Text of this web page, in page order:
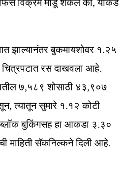
विक्रम मोडू शकेल का, याकडे
झाल्यानंतर बुकमायशोवर १.२५
चित्रपटात रस दाखवला आहे.
७,५८९ शोसाठी ४३,९०७
त्यातून सुमारे १.१२ कोटी
बुकिंगसह हा आकडा ३.३०
माहिती सॅकनिल्कने दिली आहे.